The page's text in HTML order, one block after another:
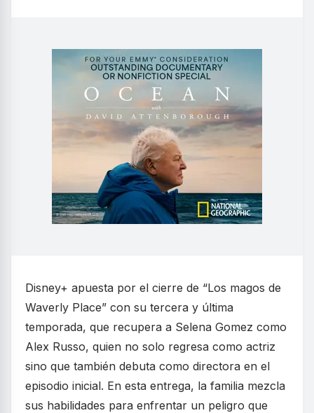
Disney+ apuesta por el cierre de “Los magos de
Waverly Place” con su tercera y última
temporada, que recupera a Selena Gomez como
Alex Russo, quien no solo regresa como actriz
sino que también debuta como directora en el
episodio inicial. En esta entrega, la familia mezcla
sus habilidades para enfrentar un peligro que